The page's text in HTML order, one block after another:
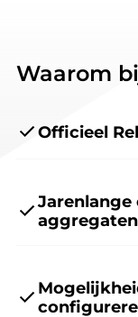
Waarom
Officieel
aggregaten